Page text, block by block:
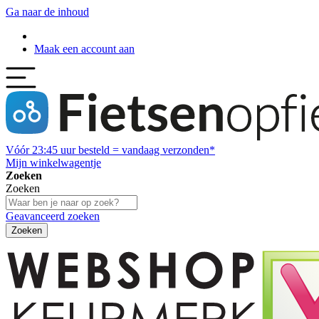
Ga naar de inhoud
Maak een account aan
Vóór 23:45 uur besteld = vandaag verzonden*
Mijn winkelwagentje
Zoeken
Zoeken
Geavanceerd zoeken
Zoeken